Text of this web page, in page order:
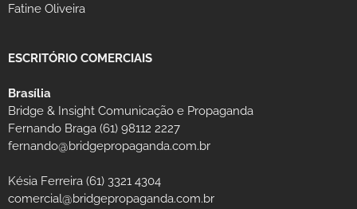
Fatine Oliveira
ESCRITÓRIO COMERCIAIS
Brasília
Bridge & Insight Comunicação e Propaganda
Fernando Braga (61) 98112 2227
fernando@bridgepropaganda.com.br
Késia Ferreira (61) 3321 4304
comercial@bridgepropaganda.com.br